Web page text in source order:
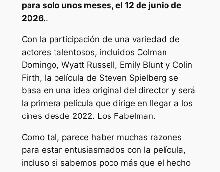
para solo unos meses, el 12 de junio de
2026..
Con la participación de una variedad de
actores talentosos, incluidos Colman
Domingo, Wyatt Russell, Emily Blunt y Colin
Firth, la película de Steven Spielberg se
basa en una idea original del director y será
la primera película que dirige en llegar a los
cines desde 2022. Los Fabelman.
Como tal, parece haber muchas razones
para estar entusiasmados con la película,
incluso si sabemos poco más que el hecho